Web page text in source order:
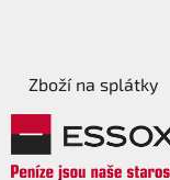
Zboží na splátky